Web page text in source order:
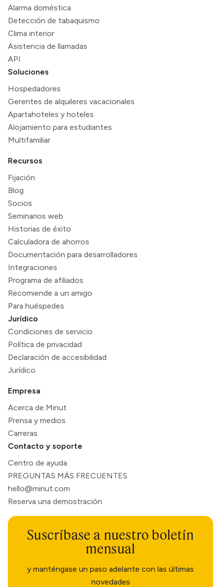
Alarma doméstica
Detección de tabaquismo
Clima interior
Asistencia de llamadas
API
Soluciones
Hospedadores
Gerentes de alquileres vacacionales
Apartahoteles y hoteles
Alojamiento para estudiantes
Multifamiliar
Recursos
Fijación
Blog
Socios
Seminarios web
Historias de éxito
Calculadora de ahorros
Documentación para desarrolladores
Integraciones
Programa de afiliados
Recomiende a un amigo
Para huéspedes
Jurídico
Condiciones de servicio
Política de privacidad
Declaración de accesibilidad
Jurídico
Empresa
Acerca de Minut
Prensa y medios
Carreras
Contacto y soporte
Centro de ayuda
PREGUNTAS MÁS FRECUENTES
hello@minut.com
Reserva una demostración
Suscríbase a nuestro boletín
mensual
y manténgase un paso adelante con las últimas
novedades